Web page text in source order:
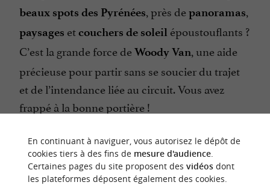
beaux spots des Pyrénées, près depanoramas,
paysages etcouchers de soleil époustouflants ?
C’est la grande force deWoody Van, une aide
précieuse pour partir sans se soucier du trajet
et de l’intendance liée au circuit. Vous avez
frappé à la bonne portière !
En continuant à naviguer, vous autorisez le dépôt de
cookies tiers à des fins de mesure d'audience.
Certaines pages du site proposent des vidéosdont
les plateformes déposent également des cookies.